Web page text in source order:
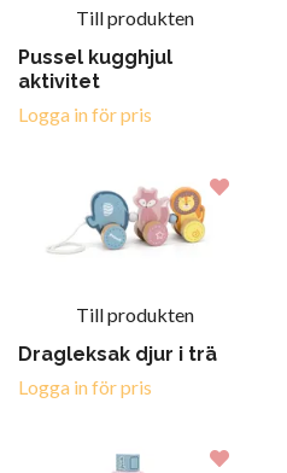
Till produkten
Pussel kugghjul
aktivitet
Logga in för pris
Till produkten
Dragleksak djur i trä
Logga in för pris